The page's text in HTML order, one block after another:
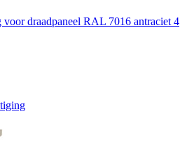
draadpaneel RAL 7016 antraciet 4